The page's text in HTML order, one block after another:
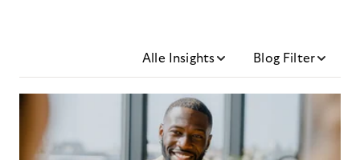
Alle Insights Blog Filter